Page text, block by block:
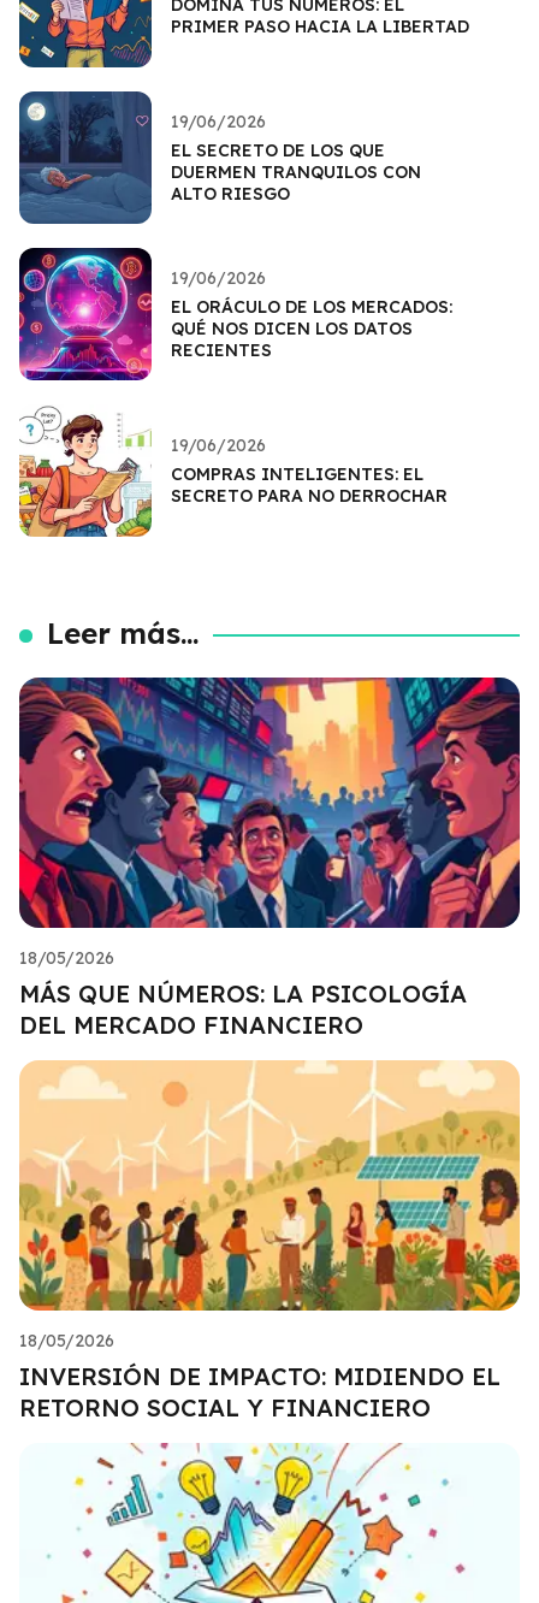
DOMINA TUS NÚMEROS: EL
PRIMER PASO HACIA LA LIBERTAD
19/06/2026
EL SECRETO DE LOS QUE
DUERMEN TRANQUILOS CON
ALTO RIESGO
19/06/2026
EL ORÁCULO DE LOS MERCADOS:
QUÉ NOS DICEN LOS DATOS
RECIENTES
19/06/2026
COMPRAS INTELIGENTES: EL
SECRETO PARA NO DERROCHAR
Leer más...
18/05/2026
MÁS QUE NÚMEROS: LA PSICOLOGÍA
DEL MERCADO FINANCIERO
18/05/2026
INVERSIÓN DE IMPACTO: MIDIENDO EL
RETORNO SOCIAL Y FINANCIERO